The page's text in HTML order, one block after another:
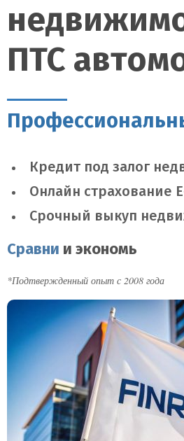
ПТС
Кредит под залог
Онлайн страхование
Срочный выкуп
Сравни и экономь
*Подтвержденный опыт с 2008 года